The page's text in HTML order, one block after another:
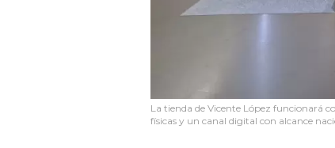
La tienda de Vicente López funcionará
físicas y un canal digital con alcance